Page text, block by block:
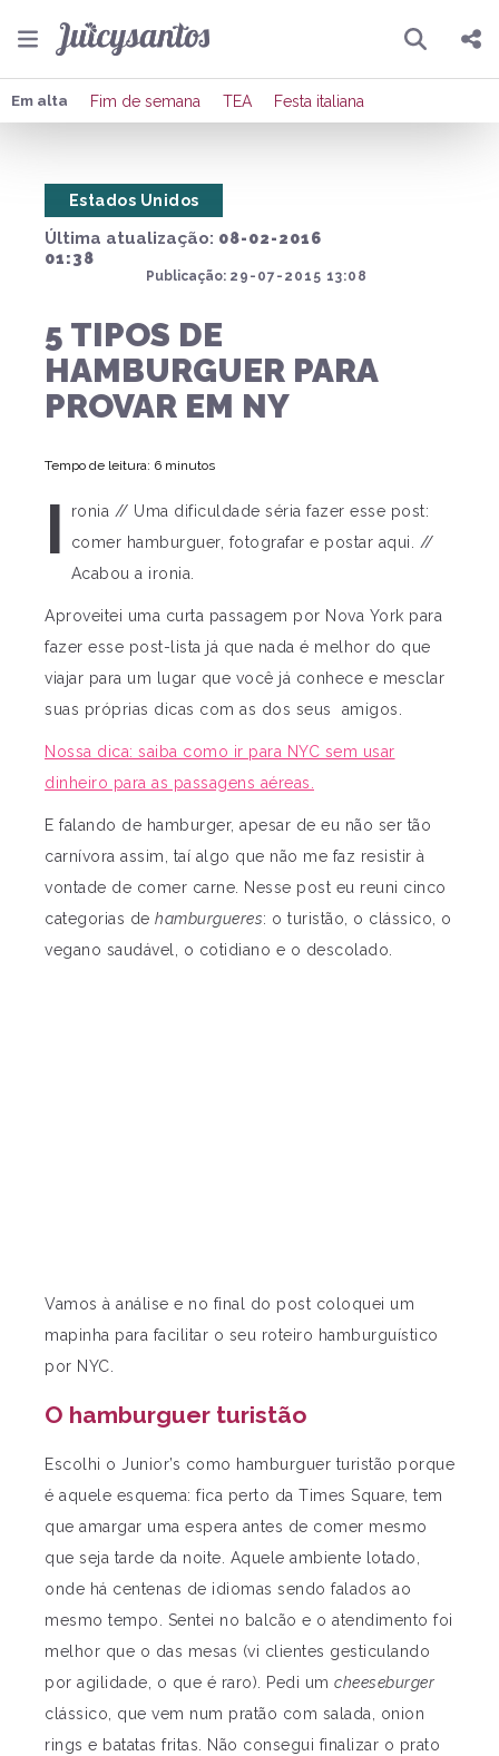
Pesquisar
Compartilhar
Em alta Fim de semana TEA Festa italiana
Última atualização: 08-02-2016
01:38
Publicação: 29-07-2015 13:08
Estados Unidos
5 TIPOS DE
HAMBURGUER PARA
PROVAR EM NY
Tempo de leitura: 6 minutos
I
ronia // Uma dificuldade séria fazer esse post:
comer hamburguer, fotografar e postar aqui. //
Acabou a ironia.
Aproveitei uma curta passagem por Nova York para
fazer esse post-lista já que nada é melhor do que
viajar para um lugar que você já conhece e mesclar
suas próprias dicas com as dos seus amigos.
Nossa dica: saiba como ir para NYC sem usar
dinheiro para as passagens aéreas.
E falando de hamburger, apesar de eu não ser tão
carnívora assim, taí algo que não me faz resistir à
vontade de comer carne. Nesse post eu reuni cinco
categorias de hamburgueres: o turistão, o clássico, o
vegano saudável, o cotidiano e o descolado.
Vamos à análise e no final do post coloquei um
mapinha para facilitar o seu roteiro hamburguístico
por NYC.
O hamburguer turistão
Escolhi o Junior’s como hamburguer turistão porque
é aquele esquema: fica perto da Times Square, tem
que amargar uma espera antes de comer mesmo
que seja tarde da noite. Aquele ambiente lotado,
onde há centenas de idiomas sendo falados ao
mesmo tempo. Sentei no balcão e o atendimento foi
melhor que o das mesas (vi clientes gesticulando
por agilidade, o que é raro). Pedi um cheeseburger
clássico, que vem num pratão com salada, onion
rings e batatas fritas. Não consegui finalizar o prato